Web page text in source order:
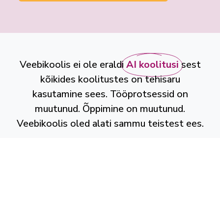
Veebikoolis ei ole eraldiAI koolitusi sest
kõikides koolitustes on tehisaru
kasutamine sees. Tööprotsessid on
muutunud. Õppimine on muutunud.
Veebikoolis oled alati sammu teistest ees.